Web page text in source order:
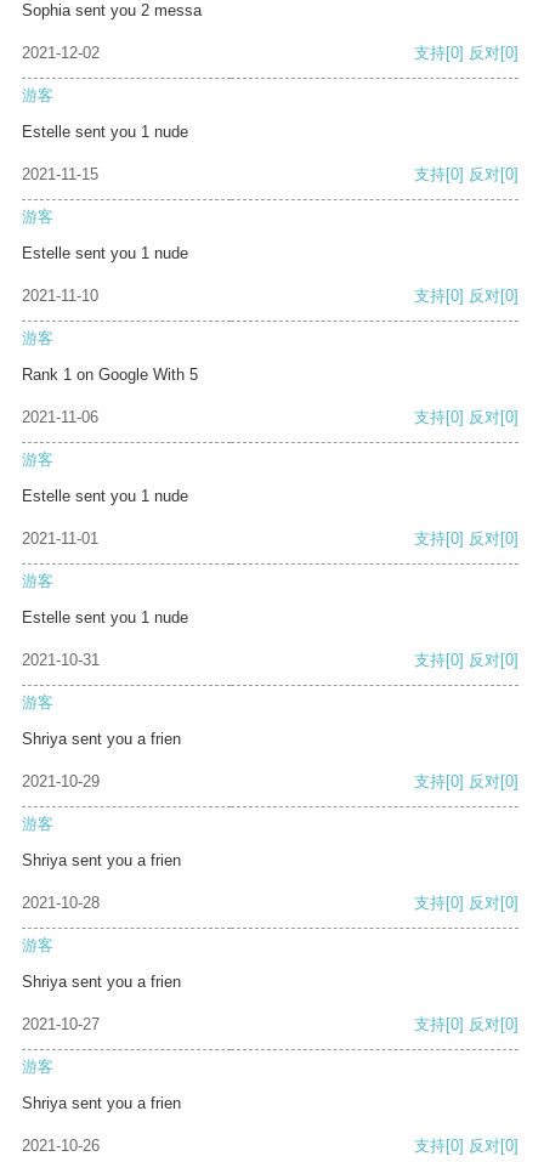
Sophia sent you 2 messa
2021-12-02 支持[0] 反对[0]
游客
Estelle sent you 1 nude
2021-11-15 支持[0] 反对[0]
游客
Estelle sent you 1 nude
2021-11-10 支持[0] 反对[0]
游客
Rank 1 on Google With 5
2021-11-06 支持[0] 反对[0]
游客
Estelle sent you 1 nude
2021-11-01 支持[0] 反对[0]
游客
Estelle sent you 1 nude
2021-10-31 支持[0] 反对[0]
游客
Shriya sent you a frien
2021-10-29 支持[0] 反对[0]
游客
Shriya sent you a frien
2021-10-28 支持[0] 反对[0]
游客
Shriya sent you a frien
2021-10-27 支持[0] 反对[0]
游客
Shriya sent you a frien
2021-10-26 支持[0] 反对[0]